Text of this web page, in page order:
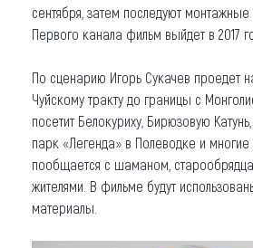
Другие рубрики
сентября, затем последуют
Первого канала фильм выйдет в 2017
По сценарию Игорь Сукачев проедет
Чуйскому тракту до границы с
посетит Белокуриху, Бирюзовую
парк «Легенда» в Полеводке и многие
пообщается с шаманом,
жителями. В фильме будут
материалы.